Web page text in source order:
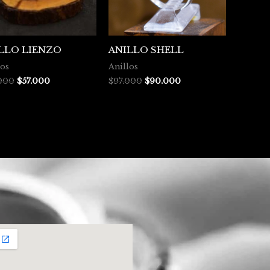
LIENZO
$57.000
ANILLO SHELL
Anillos
$97.000 $90.000